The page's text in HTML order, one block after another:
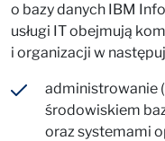
o bazy danych IBM
usługi IT obejmują
i organizacji w
administrowanie
środowiskiem
oraz systemami